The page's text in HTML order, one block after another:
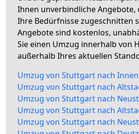
Ihnen unverbindliche Angebote,
Ihre Bedürfnisse zugeschnitten
Angebote sind kostenlos,
Sie einen Umzug innerhalb von
außerhalb Ihres aktuellen
Umzug von Stuttgart nach
Umzug von Stuttgart nach
Umzug von Stuttgart nach
Umzug von Stuttgart nach
Umzug von Stuttgart nach